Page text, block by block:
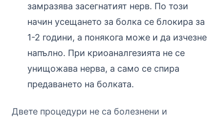
замразява засегнатият нерв. По този
начин усещането за болка се блокира за
1-2 години, а понякога може и да изчезне
напълно. При криоаналгезията не се
унищожава нерва, а само се спира
предаването на болката.
Двете процедури не са болезнени и